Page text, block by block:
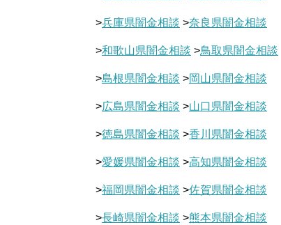
>兵庫県闇金相談 >奈良県闇金相談
>和歌山県闇金相談 >鳥取県闇金相談
>島根県闇金相談 >岡山県闇金相談
>広島県闇金相談 >山口県闇金相談
>徳島県闇金相談 >香川県闇金相談
>愛媛県闇金相談 >高知県闇金相談
>福岡県闇金相談 >佐賀県闇金相談
>長崎県闇金相談 >熊本県闇金相談